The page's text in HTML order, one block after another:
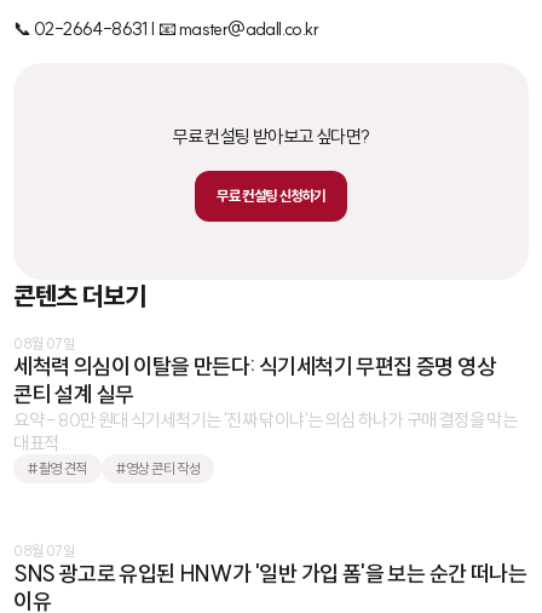
📞 02-2664-8631 | 📧 master@adall.co.kr
무료 컨설팅 받아보고 싶다면?
무료 컨설팅 신청하기
콘텐츠 더보기
08월 07일
세척력 의심이 이탈을 만든다: 식기세척기 무편집 증명 영상
콘티 설계 실무
요약 - 80만 원대 식기세척기는 '진짜 닦이냐'는 의심 하나가 구매 결정을 막는
대표적 ...
#촬영 견적 #영상 콘티 작성
08월 07일
SNS 광고로 유입된 HNW가 '일반 가입 폼'을 보는 순간 떠나는
이유